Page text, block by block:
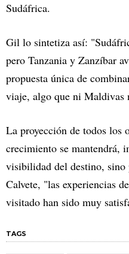
Sudáfrica.
Gil lo sintetiza así:
pero Tanzania y Zanzíbar
propuesta única de
viaje, algo que ni Maldivas
La proyección de todos los
crecimiento se mantendrá,
visibilidad del destino, sino
Calvete, "las experiencias
visitado han sido muy
TAGS